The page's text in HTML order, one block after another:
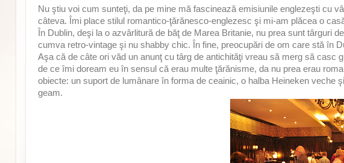
Nu ştiu voi cum sunteţi, da pe mine mă fascinează emisiunile englezeşti cu
câteva. Îmi place stilul romantico-ţărănesco-englezesc şi mi-am plăcea o
În Dublin, deşi la o azvârlitură de băţ de Marea Britanie, nu prea sunt târguri
cumva retro-vintage şi nu shabby chic. În fine, preocupări de om care stă în
Aşa că de câte ori văd un anunţ cu târg de antichităţi vreau să merg să casc
de ce îmi doream eu în sensul că erau multe ţărănisme, da nu prea erau
obiecte: un suport de lumânare în forma de ceainic, o halba Heineken veche
geam.